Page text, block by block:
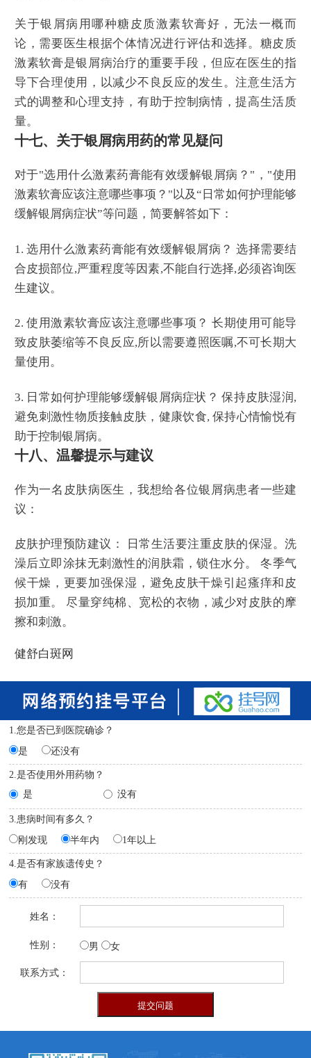
关于银屑病用哪种糖皮质激素软膏好，无法一概而
论，需要医生根据个体情况进行评估和选择。糖皮质
激素软膏是银屑病治疗的重要手段，但应在医生的指
导下合理使用，以减少不良反应的发生。注意生活方
式的调整和心理支持，有助于控制病情，提高生活质
量。
十七、关于银屑病用药的常见疑问
对于"选用什么激素药膏能有效缓解银屑病？"，"使用
激素软膏应该注意哪些事项？"以及“日常如何护理能够
缓解银屑病症状”等问题，简要解答如下：
1. 选用什么激素药膏能有效缓解银屑病？ 选择需要结
合皮损部位,严重程度等因素,不能自行选择,必须咨询医
生建议。
2. 使用激素软膏应该注意哪些事项？ 长期使用可能导
致皮肤萎缩等不良反应,所以需要遵照医嘱,不可长期大
量使用。
3. 日常如何护理能够缓解银屑病症状？ 保持皮肤湿润,
避免刺激性物质接触皮肤，健康饮食, 保持心情愉悦有
助于控制银屑病。
十八、温馨提示与建议
作为一名皮肤病医生，我想给各位银屑病患者一些建
议：
皮肤护理预防建议： 日常生活要注重皮肤的保湿。洗
澡后立即涂抹无刺激性的润肤霜，锁住水分。 冬季气
候干燥，更要加强保湿，避免皮肤干燥引起瘙痒和皮
损加重。 尽量穿纯棉、宽松的衣物，减少对皮肤的摩
擦和刺激。
健舒白斑网
1.您是否已到医院确诊？
是
还没有
2.是否使用外用药物？
是
没有
3.患病时间有多久？
刚发现
半年内 1年以上
4.是否有家族遗传史？
有
没有
姓名：
性别： 男 女
联系方式：